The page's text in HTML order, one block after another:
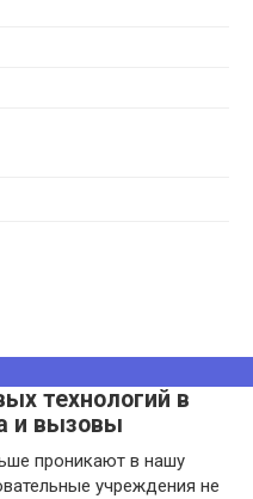
технологий в
и вызовы
проникают в нашу
учреждения не